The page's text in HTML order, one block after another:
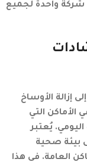
شركة واحدة لجميع
إزالة الأوساخ
الأماكن التي
يُعتبر
بيئة صحية
العامة. في هذا